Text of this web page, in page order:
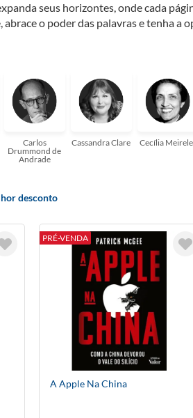
seus horizontes, onde cada
o poder das palavras e tenha a
o livro perfeito para você!
Carlos
Drummond de
Andrade
Cassandra Clare Cecília
desconto
PRÉ-VENDA
A Apple Na China